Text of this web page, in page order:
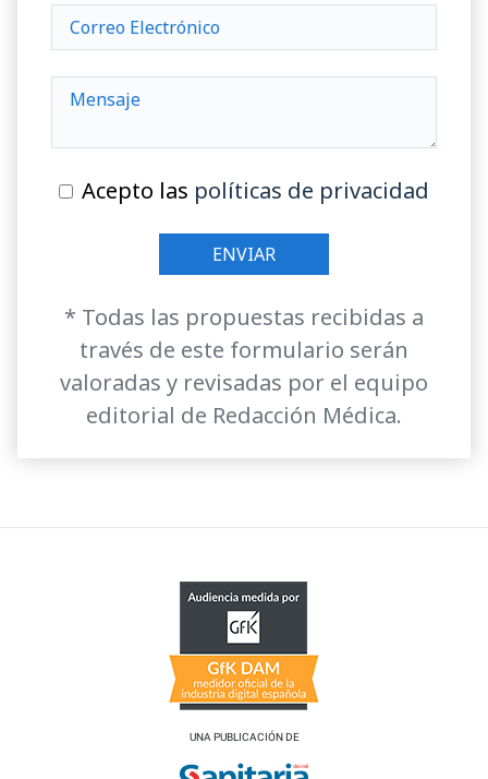
Acepto las políticas de privacidad
* Todas las propuestas recibidas a
través de este formulario serán
valoradas y revisadas por el equipo
editorial de Redacción Médica.
UNA PUBLICACIÓN DE